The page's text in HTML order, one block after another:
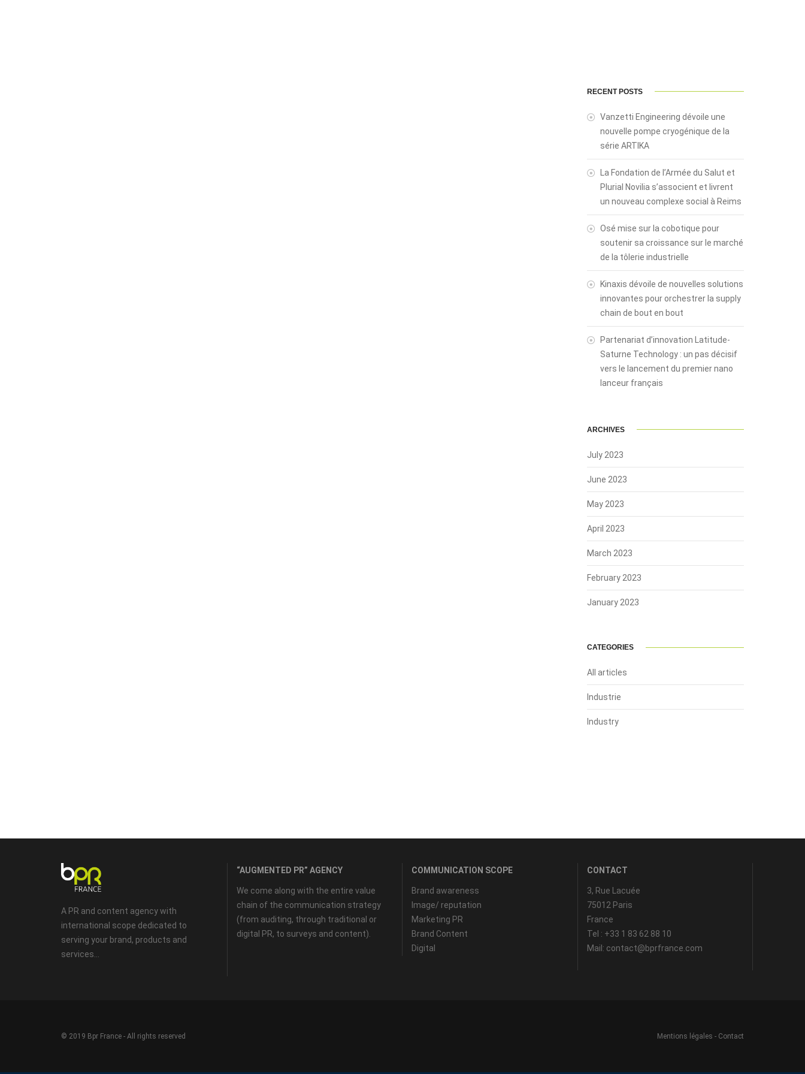
RECENT POSTS
Vanzetti Engineering dévoile une
nouvelle pompe cryogénique de la
série ARTIKA
La Fondation de l’Armée du Salut et
Plurial Novilia s’associent et livrent
un nouveau complexe social à Reims
Osé mise sur la cobotique pour
soutenir sa croissance sur le marché
de la tôlerie industrielle
Kinaxis dévoile de nouvelles solutions
innovantes pour orchestrer la supply
chain de bout en bout
Partenariat d’innovation Latitude-
Saturne Technology : un pas décisif
vers le lancement du premier nano
lanceur français
ARCHIVES
July 2023
June 2023
May 2023
April 2023
March 2023
February 2023
January 2023
CATEGORIES
All articles
Industrie
Industry
A PR and content agency with
international scope dedicated to
serving your brand, products and
services...
“AUGMENTED PR” AGENCY
We come along with the entire value
chain of the communication strategy
(from auditing, through traditional or
digital PR, to surveys and content).
COMMUNICATION SCOPE
Brand awareness
Image/ reputation
Marketing PR
Brand Content
Digital
CONTACT
3, Rue Lacuée
75012 Paris
France
Tel : +33 1 83 62 88 10
Mail: contact@bprfrance.com
© 2019 Bpr France - All rights reserved Mentions légales - Contact